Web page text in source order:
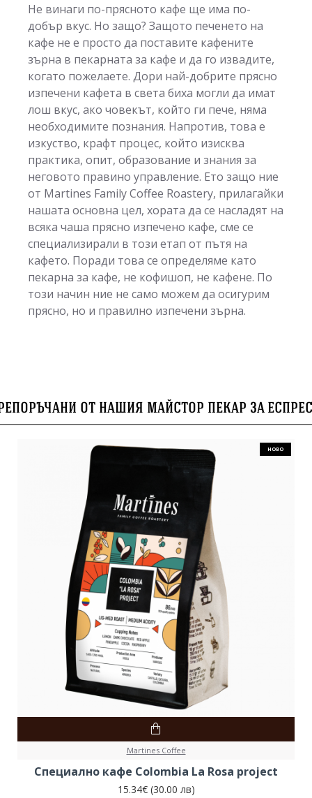
Не винаги по-прясното кафе ще има по-
добър вкус. Но защо? Защото печенето на
кафе не е просто да поставите кафените
зърна в пекарната за кафе и да го извадите,
когато пожелаете. Дори най-добрите прясно
изпечени кафета в света биха могли да имат
лош вкус, ако човекът, който ги пече, няма
необходимите познания. Напротив, това е
изкуство, крафт процес, който изисква
практика, опит, образование и знания за
неговото правино управление. Ето защо ние
от Martines Family Coffee Roastery, прилагайки
нашата основна цел, хората да се насладят на
всяка чаша прясно изпечено кафе, сме се
специализирали в този етап от пътя на
кафето. Поради това се определяме като
пекарна за кафе, не кофишоп, не кафене. По
този начин ние не само можем да осигурим
прясно, но и правилно изпечени зърна.
от нашия майстор пекар за
НОВО
Martines Coffee
Специално кафе Colombia La Rosa project
15.34€ (30.00 лв)